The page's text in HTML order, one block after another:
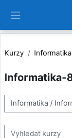
Kurzy Informatika
Informatika-
Kategorie kurzů
Vyhledat kurzy